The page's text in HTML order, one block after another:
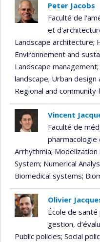
Peter Jacobs
Faculté de
et
Landscape architecture;
Environnement and
Landscape management
landscape; Urban design
Regional and
Vincent
Faculté de
Arrhythmia; Modelization
System; Numerical
Biomedical systems;
Olivier
École de
gestion,
Public policies; Social